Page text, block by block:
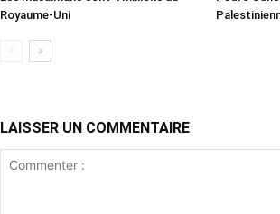
Royaume-Uni
LAISSER UN COMMENTAIRE